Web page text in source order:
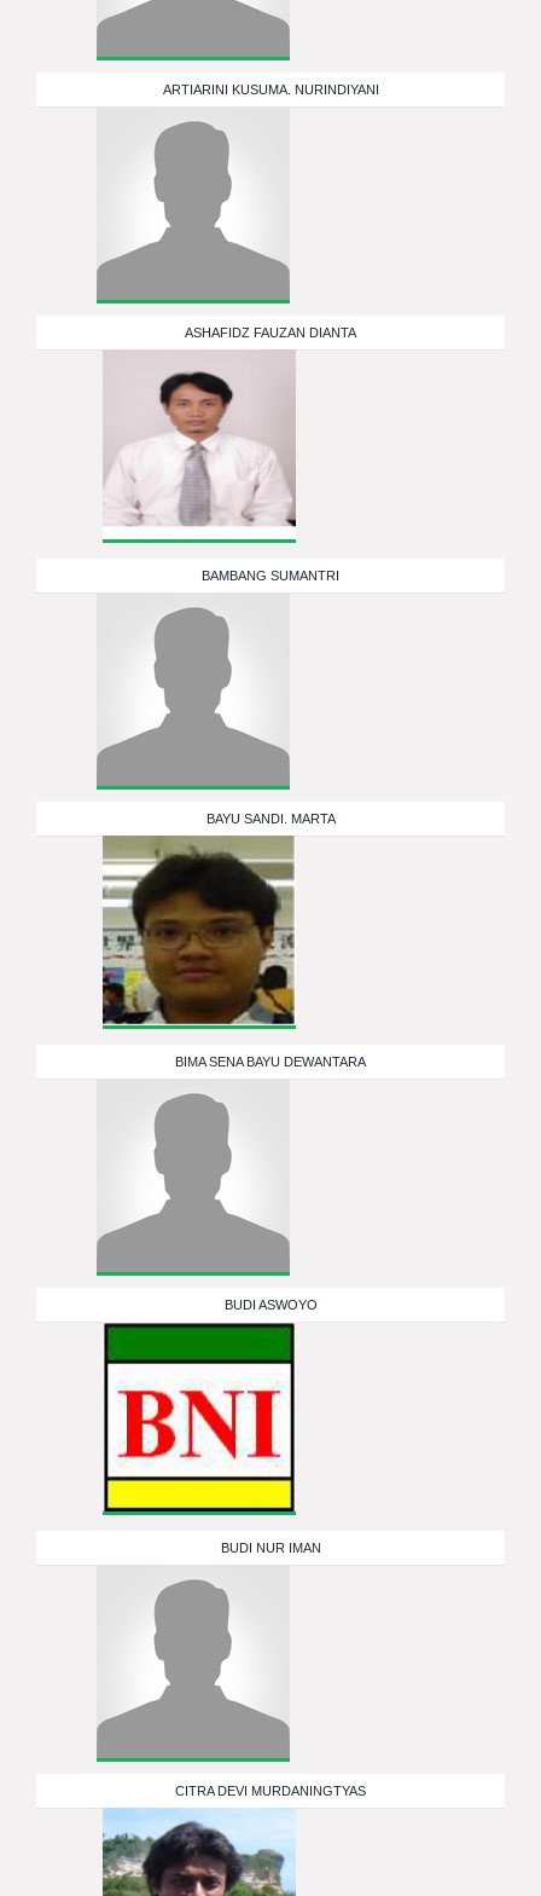
ARTIARINI KUSUMA. NURINDIYANI
ASHAFIDZ FAUZAN DIANTA
BAMBANG SUMANTRI
BAYU SANDI. MARTA
BIMA SENA BAYU DEWANTARA
BUDI ASWOYO
BUDI NUR IMAN
CITRA DEVI MURDANINGTYAS